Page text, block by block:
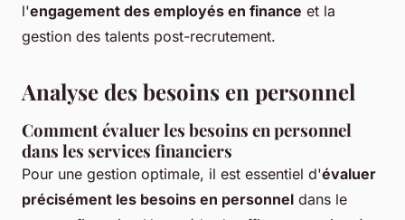
l'engagement des employés en finance et la
gestion des talents post-recrutement.
Analyse des besoins en personnel
Comment évaluer les besoins en personnel
dans les services financiers
Pour une gestion optimale, il est essentiel d'évaluer
précisément les besoins en personnel dans le